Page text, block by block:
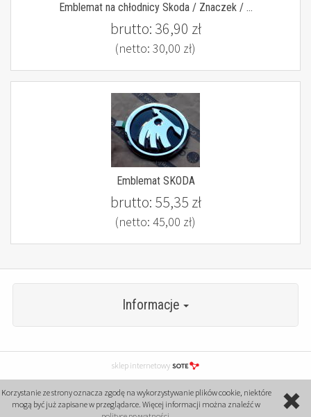
Emblemat na chłodnicy Skoda / Znaczek / ...
brutto: 36,90 zł
(netto: 30,00 zł)
Emblemat SKODA
brutto: 55,35 zł
(netto: 45,00 zł)
Informacje
sklep internetowy
Korzystanie ze strony oznacza zgodę na wykorzystywanie plików cookie, niektóre
mogą być już zapisane w przeglądarce. Więcej informacji można znaleźć w